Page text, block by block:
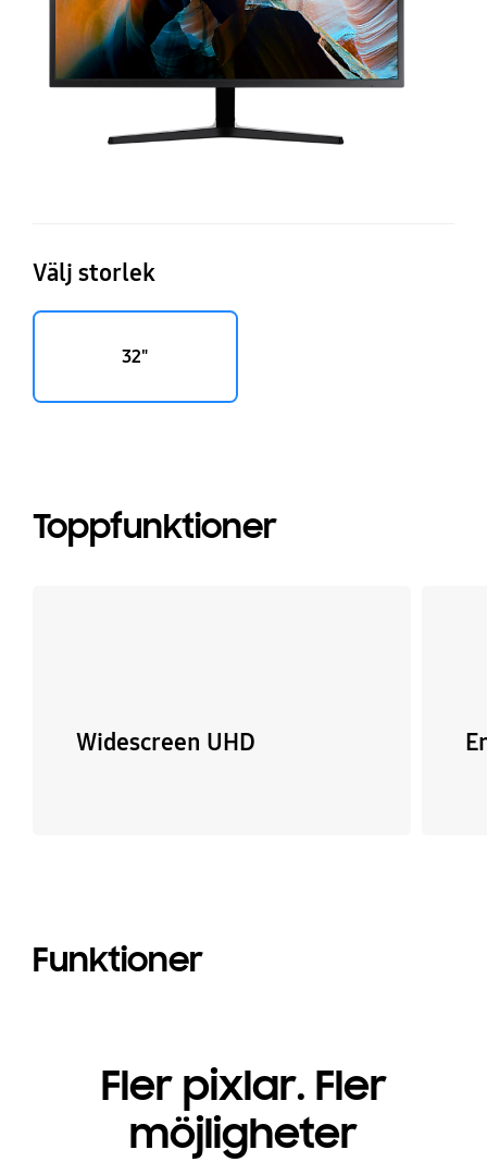
Välj storlek
32"
Toppfunktioner
Widescreen UHD
Funktioner
Fler pixlar. Fler
möjligheter